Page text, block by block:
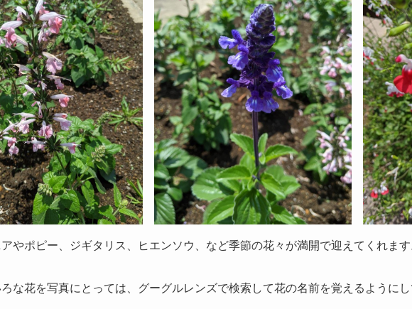
やポピー、ジギタリス、ヒエンソウ、など季節の花々が満開で迎えてくれま
な花を写真にとっては、グーグルレンズで検索して花の名前を覚えるように